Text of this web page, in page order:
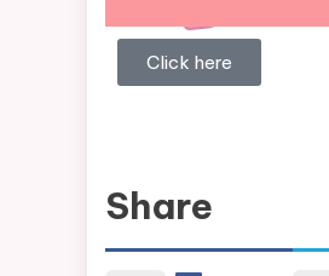
Click here
Share